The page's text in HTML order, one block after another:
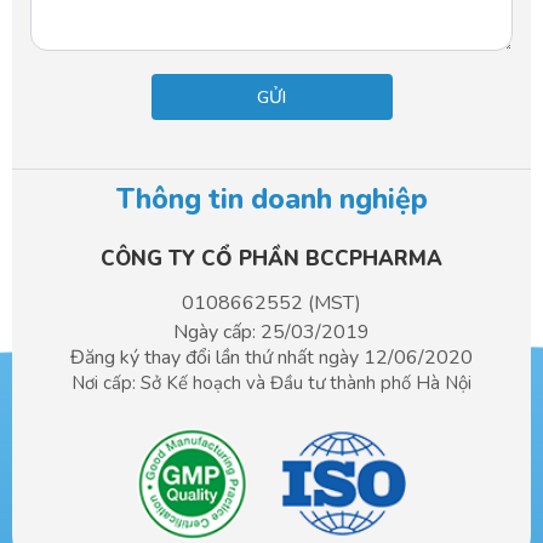
Thông tin doanh nghiệp
CÔNG TY CỔ PHẦN BCCPHARMA​
0108662552 (MST)
Ngày cấp: 25/03/2019
Đăng ký thay đổi lần thứ nhất ngày 12/06/2020
Nơi cấp: Sở Kế hoạch và Đầu tưthành phố Hà Nội